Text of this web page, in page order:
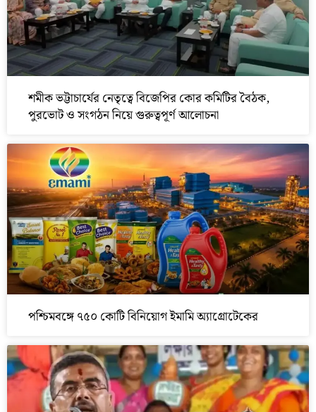
শমীক ভট্টাচার্যের নেতৃত্বে বিজেপির কোর কমিটির বৈঠক,
পুরভোট ও সংগঠন নিয়ে গুরুত্বপূর্ণ আলোচনা
পশ্চিমবঙ্গে ৭৫০ কোটি বিনিয়োগ ইমামি অ্যাগ্রোটেকের